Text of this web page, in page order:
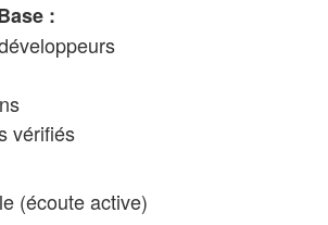
:
(écoute active)